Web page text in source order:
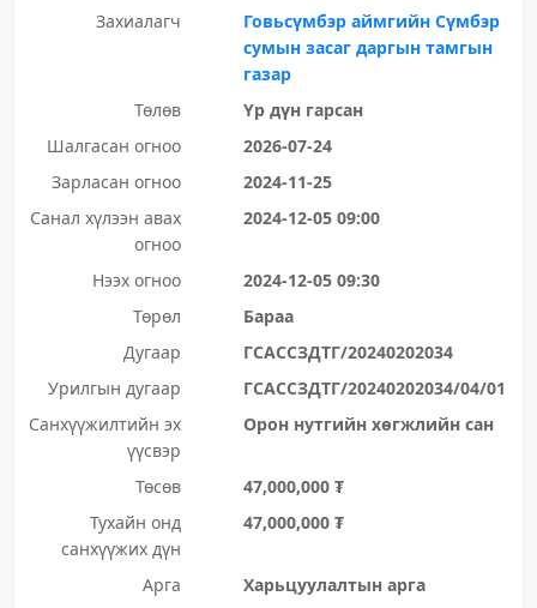
Захиалагч
Говьсүмбэр аймгийн Сүмбэр
сумын засаг даргын тамгын
газар
Төлөв
Үр дүн гарсан
Шалгасан огноо
2026-07-24
Зарласан огноо
2024-11-25
Санал хүлээн авах
огноо
2024-12-05 09:00
Нээх огноо
2024-12-05 09:30
Төрөл
Бараа
Дугаар
ГСАССЗДТГ/20240202034
Урилгын дугаар
ГСАССЗДТГ/20240202034/04/01
Санхүүжилтийн эх
үүсвэр
Орон нутгийн хөгжлийн сан
Төсөв
47,000,000 ₮
Тухайн онд
санхүүжих дүн
47,000,000 ₮
Арга
Харьцуулалтын арга